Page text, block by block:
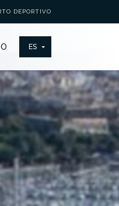
DEPORTIVO